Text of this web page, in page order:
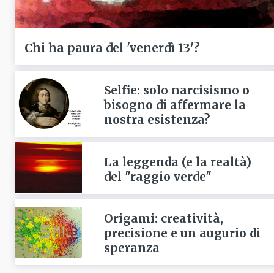
Chi ha paura del 'venerdì 13'?
Selfie: solo narcisismo o
bisogno di affermare la
nostra esistenza?
La leggenda (e la realtà)
del "raggio verde"
Origami: creatività,
precisione e un augurio di
speranza